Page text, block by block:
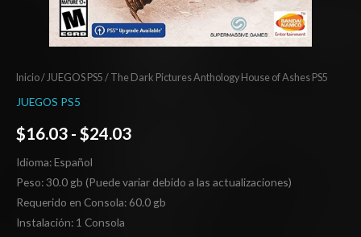
Inicio/ JUEGOS PS5 / The Dark Pictures Anthology House of Ashes PS5
JUEGOS PS5
$16.03 - $24.03
Idioma: Español
Peso: 30.0 gb (Puede variar debido a las actualizaciones)
Requerido en Consola: 60.0 gb
Instalación: 1 Consola